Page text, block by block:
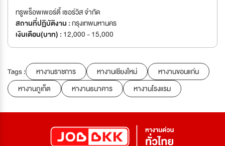
ทรูพร็อพเพอร์ตี้ เซอร์วิส จำกัด
สถานที่ปฏิบัติงาน :กรุงเทพมหานคร
เงินเดือน(บาท) : 12,000 - 15,000
Tags : หางานราชการ หางานเชียงใหม่
หางานขอนแก่น
หางานภูเก็ต
หางานธนาคาร หางานโรงแรม